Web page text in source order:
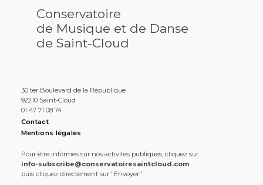
Conservatoire
de Musique et de Danse
de Saint-Cloud
30 ter Boulevard de la République
92210 Saint-Cloud
01 47 71 08 74
Contact
Mentions légales
Pour être informés sur nos activités publiques, cliquez sur :
info-subscribe@conservatoiresaintcloud.com
puis cliquez directement sur "Envoyer"